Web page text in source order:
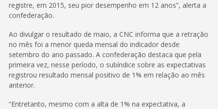
registre, em 2015, seu pior desempenho em 12 anos”, alerta a
confederação.
Ao divulgar o resultado de maio, a CNC informa que a retração
no mês foi a menor queda mensal do indicador desde
setembro do ano passado. A confederação destaca que pela
primeira vez, nesse período, o subíndice sobre as expectativas
registrou resultado mensal positivo de 1% em relação ao mês
anterior.
“Entretanto, mesmo com a alta de 1% na expectativa, a